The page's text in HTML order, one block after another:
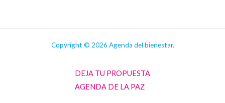
Copyright © 2026 Agenda del bienestar.
DEJA TU PROPUESTA
AGENDA DE LA PAZ